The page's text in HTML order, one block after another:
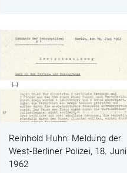
Reinhold Huhn: Meldung der
West-Berliner Polizei, 18. Juni
1962